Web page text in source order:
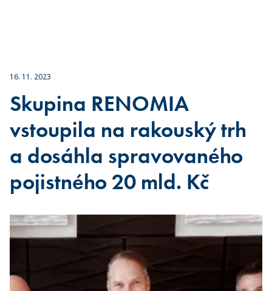
16. 11. 2023
Skupina RENOMIA
vstoupila na rakouský trh
a dosáhla spravovaného
pojistného 20 mld. Kč